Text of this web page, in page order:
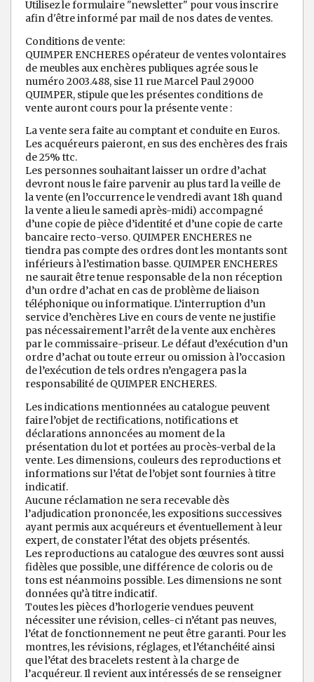
Utilisez le formulaire "newsletter" pour vous inscrire
afin d'être informé par mail de nos dates de ventes.
Conditions de vente:
QUIMPER ENCHERES opérateur de ventes volontaires
de meubles aux enchères publiques agrée sous le
numéro 2003.488, sise 11 rue Marcel Paul 29000
QUIMPER, stipule que les présentes conditions de
vente auront cours pour la présente vente :
La vente sera faite au comptant et conduite en Euros.
Les acquéreurs paieront, en sus des enchères des frais
de 25% ttc.
Les personnes souhaitant laisser un ordre d’achat
devront nous le faire parvenir au plus tard la veille de
la vente (en l’occurrence le vendredi avant 18h quand
la vente a lieu le samedi après-midi) accompagné
d’une copie de pièce d’identité et d’une copie de carte
bancaire recto-verso. QUIMPER ENCHERES ne
tiendra pas compte des ordres dont les montants sont
inférieurs à l’estimation basse. QUIMPER ENCHERES
ne saurait être tenue responsable de la non réception
d’un ordre d’achat en cas de problème de liaison
téléphonique ou informatique. L’interruption d’un
service d’enchères Live en cours de vente ne justifie
pas nécessairement l’arrêt de la vente aux enchères
par le commissaire-priseur. Le défaut d’exécution d’un
ordre d’achat ou toute erreur ou omission à l’occasion
de l’exécution de tels ordres n’engagera pas la
responsabilité de QUIMPER ENCHERES.
Les indications mentionnées au catalogue peuvent
faire l’objet de rectifications, notifications et
déclarations annoncées au moment de la
présentation du lot et portées au procès-verbal de la
vente. Les dimensions, couleurs des reproductions et
informations sur l’état de l’objet sont fournies à titre
indicatif.
Aucune réclamation ne sera recevable dès
l’adjudication prononcée, les expositions successives
ayant permis aux acquéreurs et éventuellement à leur
expert, de constater l’état des objets présentés.
Les reproductions au catalogue des œuvres sont aussi
fidèles que possible, une différence de coloris ou de
tons est néanmoins possible. Les dimensions ne sont
données qu’à titre indicatif.
Toutes les pièces d’horlogerie vendues peuvent
nécessiter une révision, celles-ci n’étant pas neuves,
l’état de fonctionnement ne peut être garanti. Pour les
montres, les révisions, réglages, et l’étanchéité ainsi
que l’état des bracelets restent à la charge de
l’acquéreur. Il revient aux intéressés de se renseigner